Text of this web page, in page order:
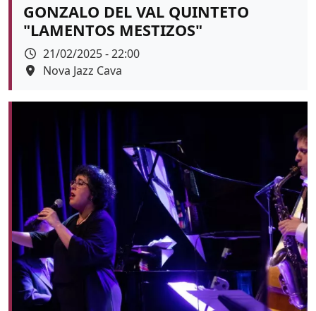
GONZALO DEL VAL QUINTETO
"LAMENTOS MESTIZOS"
Data
21/02/2025 - 22:00
Espai
Nova Jazz Cava